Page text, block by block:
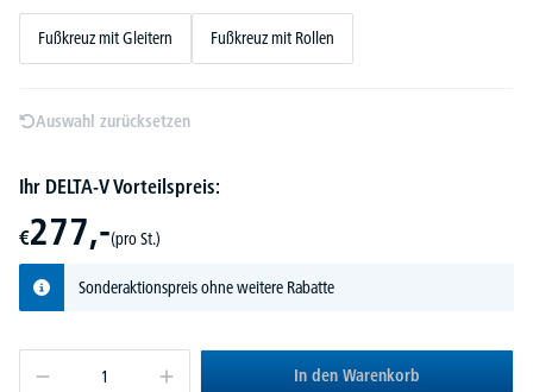
Fußkreuz mit Gleitern Fußkreuz mit Rollen
Auswahl zurücksetzen
Ihr DELTA-V Vorteilspreis:
€277,-(pro St.)
Sonderaktionspreis ohne weitere Rabatte
In den Warenkorb